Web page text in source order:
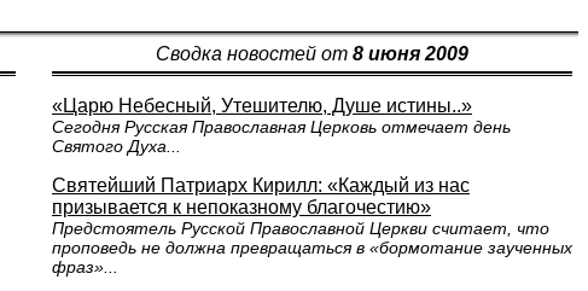
Сводка новостей от 8 июня 2009
«Царю Небесный, Утешителю, Душе истины..»
Сегодня Русская Православная Церковь отмечает день
Святого Духа...
Святейший Патриарх Кирилл: «Каждый из нас
призывается к непоказному благочестию»
Предстоятель Русской Православной Церкви считает, что
проповедь не должна превращаться в «бормотание заученных
фраз»...